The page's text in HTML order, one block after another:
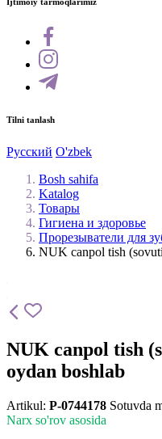
Tilni tanlash
Русский O'zbek
Bosh sahifa
Katalog
Товары
Гигиена и здоровье
Прорезыватели для
NUK canpol tish
NUK canpol tish
oydan boshlab
Artikul: P-0744178 Sotuvda
Narx so'rov asosida